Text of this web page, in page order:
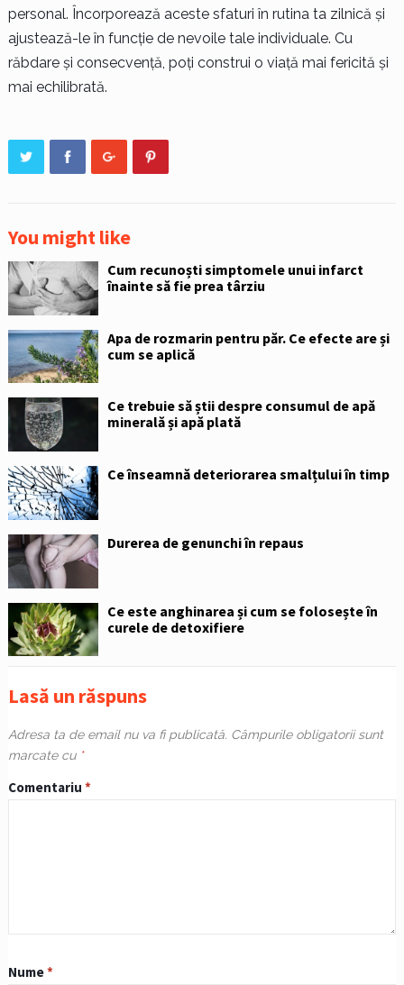
personal. Încorporează aceste sfaturi în rutina ta zilnică și
ajustează-le în funcție de nevoile tale individuale. Cu
răbdare și consecvență, poți construi o viață mai fericită și
mai echilibrată.
You might like
Cum recunoști simptomele unui infarct
înainte să fie prea târziu
Apa de rozmarin pentru păr. Ce efecte are și
cum se aplică
Ce trebuie să știi despre consumul de apă
minerală și apă plată
Ce înseamnă deteriorarea smalțului în timp
Durerea de genunchi în repaus
Ce este anghinarea și cum se folosește în
curele de detoxifiere
Lasă un răspuns
Adresa ta de email nu va fi publicată. Câmpurile obligatorii sunt
marcate cu *
Comentariu *
Nume*